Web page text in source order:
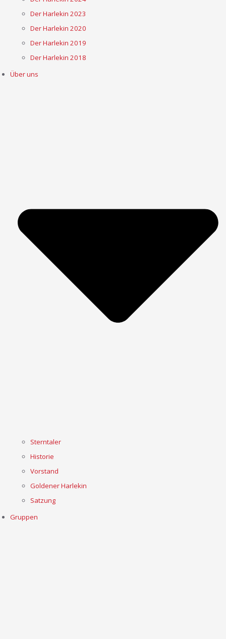
Der Harlekin 2023
Der Harlekin 2020
Der Harlekin 2019
Der Harlekin 2018
Über uns
Sterntaler
Historie
Vorstand
Goldener Harlekin
Satzung
Gruppen